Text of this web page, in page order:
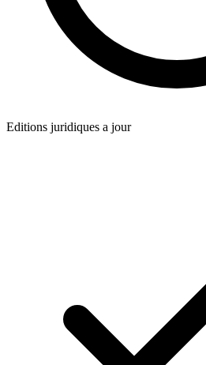
Editions juridiques a jour